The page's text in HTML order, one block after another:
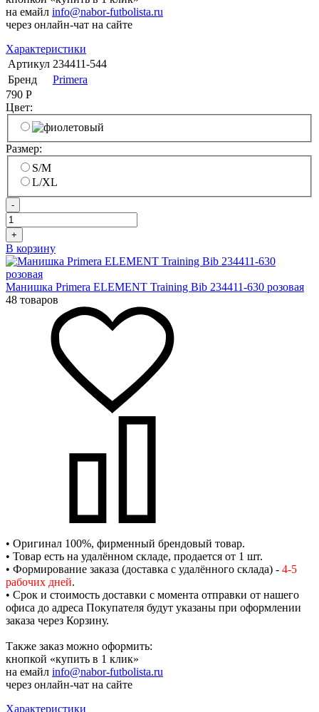
на емайл info@nabor-futbolista.ru
через онлайн-чат на сайте
Характеристики
Артикул 234411-544
Бренд
Primera
790 Р
Цвет:
Размер:
S/M
L/XL
-
+
В корзину
Манишка Primera ELEMENT Training Bib 234411-630 розовая
48 товаров
• Оригинал 100%, фирменный брендовый товар.
• Товар есть на удалённом складе, продается от 1 шт.
• Формирование заказа (доставка с удалённого склада) - 4-5
рабочих дней.
• Срок и стоимость доставки с момента отправки от нашего
офиса до адреса Покупателя будут указаны при оформлении
заказа через Корзину.
Также заказ можно оформить:
кнопкой «купить в 1 клик»
на емайл info@nabor-futbolista.ru
через онлайн-чат на сайте
Характеристики